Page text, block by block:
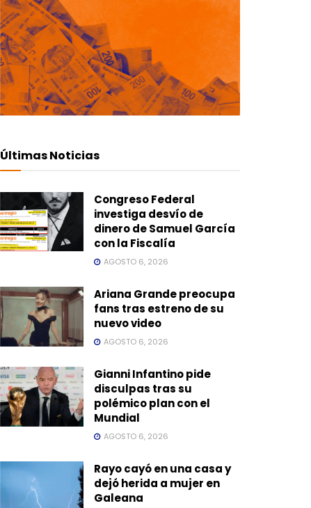
Últimas Noticias
Congreso Federal
investiga desvío de
dinero de Samuel García
con la Fiscalía
AGOSTO 6, 2026
Ariana Grande preocupa
fans tras estreno de su
nuevo video
AGOSTO 6, 2026
Gianni Infantino pide
disculpas tras su
polémico plan con el
Mundial
AGOSTO 6, 2026
Rayo cayó en una casa y
dejó herida a mujer en
Galeana